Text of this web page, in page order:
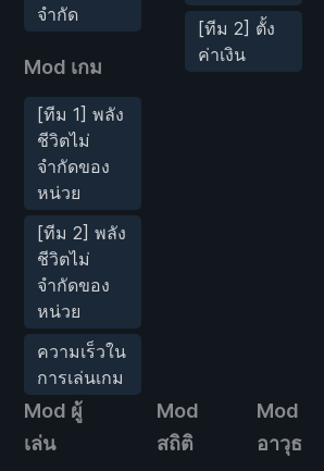
จำกัด
Mod เกม
[ทีม 1] พลัง
ชีวิตไม่
จำกัดของ
หน่วย
[ทีม 2] พลัง
ชีวิตไม่
จำกัดของ
หน่วย
ความเร็วใน
การเล่นเกม
[ทีม 2] ตั้ง
ค่าเงิน
Mod ผู้
เล่น
Mod
สถิติ
Mod
อาวุธ